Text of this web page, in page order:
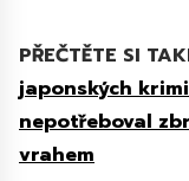
PŘEČTĚTE SI
japonských
nepotřeboval
vrahem